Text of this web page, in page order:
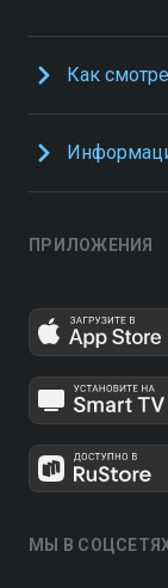
Как
ПРИЛОЖЕНИЯ
МЫ В